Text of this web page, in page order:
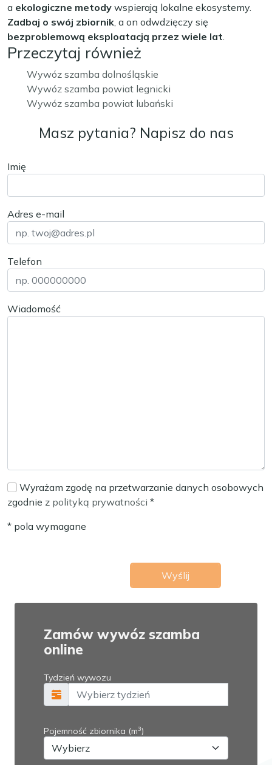
a ekologiczne metody wspierają lokalne ekosystemy.
Zadbaj o swój zbiornik, a on odwdzięczy się
bezproblemową eksploatacją przez wiele lat.
Przeczytaj również
Wywóz szamba dolnośląskie
Wywóz szamba powiat legnicki
Wywóz szamba powiat lubański
Masz pytania? Napisz do nas
Imię
Adres e-mail
Telefon
Wiadomość
Wyrażam zgodę na przetwarzanie danych osobowych
zgodnie z polityką prywatności *
* pola wymagane